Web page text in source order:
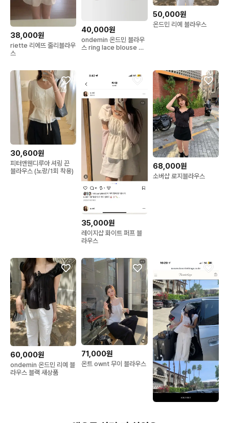
38,000원
riette 리에뜨 줄리블라우
스
40,000원
ondemin 온드민 블라우
스 ring lace blouse 화
50,000원
온드민 리예 블라우스
30,600원
피터앤웬디루아 셔링 끈
블라우스 (노랑/1회 착용)
35,000원
레이지샵 화이트 퍼프 블
라우스
68,000원
소버샵 로지블라우스
60,000원
ondemin 온드민 리예 블
라우스 블랙 새상품
71,000원
온트 ownt 무이 블라우스